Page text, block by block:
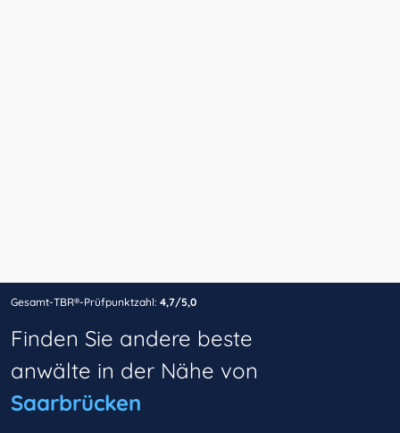
Gesamt-TBR®-Prüfpunktzahl: 4,7/5,0
Finden Sie andere beste
anwälte in der Nähe von
Saarbrücken